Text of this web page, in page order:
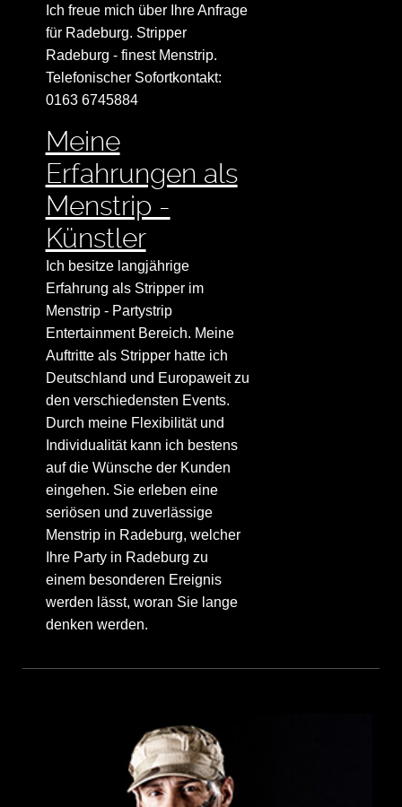
Ich freue mich über Ihre Anfrage
für Radeburg. Stripper
Radeburg - finest Menstrip.
Telefonischer Sofortkontakt:
0163 6745884
Meine
Erfahrungen als
Menstrip -
Künstler
Ich besitze langjährige
Erfahrung als Stripper im
Menstrip - Partystrip
Entertainment Bereich. Meine
Auftritte als Stripper hatte ich
Deutschland und Europaweit zu
den verschiedensten Events.
Durch meine Flexibilität und
Individualität kann ich bestens
auf die Wünsche der Kunden
eingehen. Sie erleben eine
seriösen und zuverlässige
Menstrip in Radeburg, welcher
Ihre Party in Radeburg zu
einem besonderen Ereignis
werden lässt, woran Sie lange
denken werden.